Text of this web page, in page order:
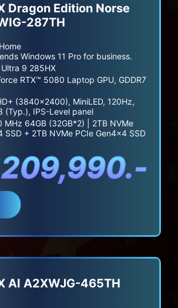
Dragon Edition Norse
287TH
Windows 11 Pro for business.
9 285HX
RTX™ 5080 Laptop GPU, GDDR7
(3840x2400), MiniLED, 120Hz,
(Typ.), IPS-Level panel
MHz 64GB (32GB*2) | 2TB NVMe
SSD + 2TB NVMe PCIe Gen4x4 SSD
209,990.-
AI A2XWJG-465TH